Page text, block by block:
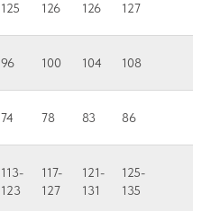
125 126 126 127
96 100 104 108
74 78 83 86
113-
123
117-
127
121-
131
125-
135